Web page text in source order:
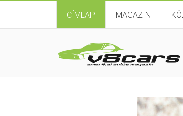
CÍMLAP MAGAZIN